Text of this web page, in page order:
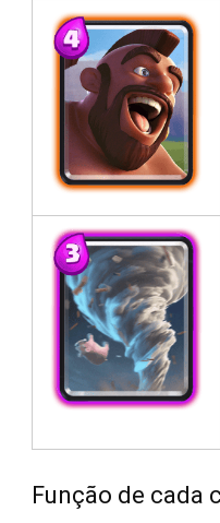
Função de cada